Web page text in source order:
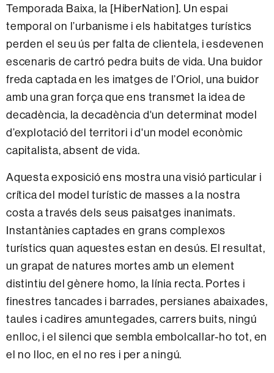
Temporada Baixa, la [HiberNation]. Un espai
temporal on l’urbanisme i els habitatges turístics
perden el seu ús per falta de clientela, i esdevenen
escenaris de cartró pedra buits de vida. Una buidor
freda captada en les imatges de l’Oriol, una buidor
amb una gran força que ens transmet la idea de
decadència, la decadència d'un determinat model
d’explotació del territori i d'un model econòmic
capitalista, absent de vida.
Aquesta exposició ens mostra una visió particular i
crítica del model turístic de masses a la nostra
costa a través dels seus paisatges inanimats.
Instantànies captades en grans complexos
turístics quan aquestes estan en desús. El resultat,
un grapat de natures mortes amb un element
distintiu del gènere homo, la línia recta. Portes i
finestres tancades i barrades, persianes abaixades,
taules i cadires amuntegades, carrers buits, ningú
enlloc, i el silenci que sembla embolcallar-ho tot, en
el no lloc, en el no res i per a ningú.